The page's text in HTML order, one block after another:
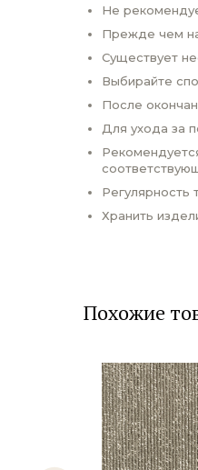
Не
Прежде чем
Существует
Выбирайте
После
Для ухода за
Регулярность
Хранить
Похожие